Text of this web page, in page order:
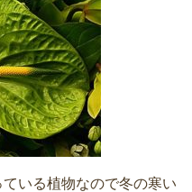
いる植物なので冬の寒い